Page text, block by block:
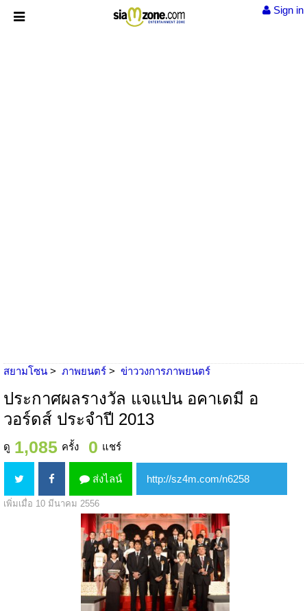
Sign in
สยามโซน ภาพยนตร์ ข่าววงการภาพยนตร์
ประกาศผลรางวัล แจแปน อคาเดมี อ
วอร์ดส์ ประจำปี 2013
ดู 1,085 ครั้ง 0 แชร์
ส่งไลน์
เพิ่มเมื่อ 10 มีนาคม 2556